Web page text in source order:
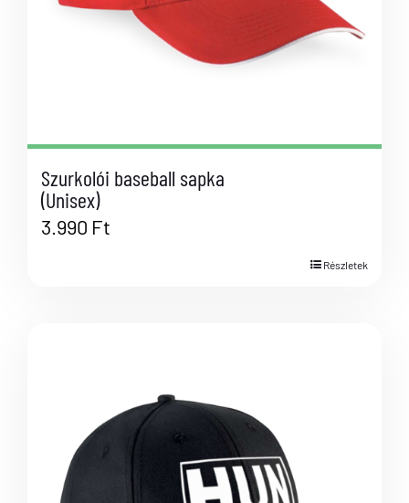
Szurkolói baseball sapka
(Unisex)
3.990 Ft
Részletek